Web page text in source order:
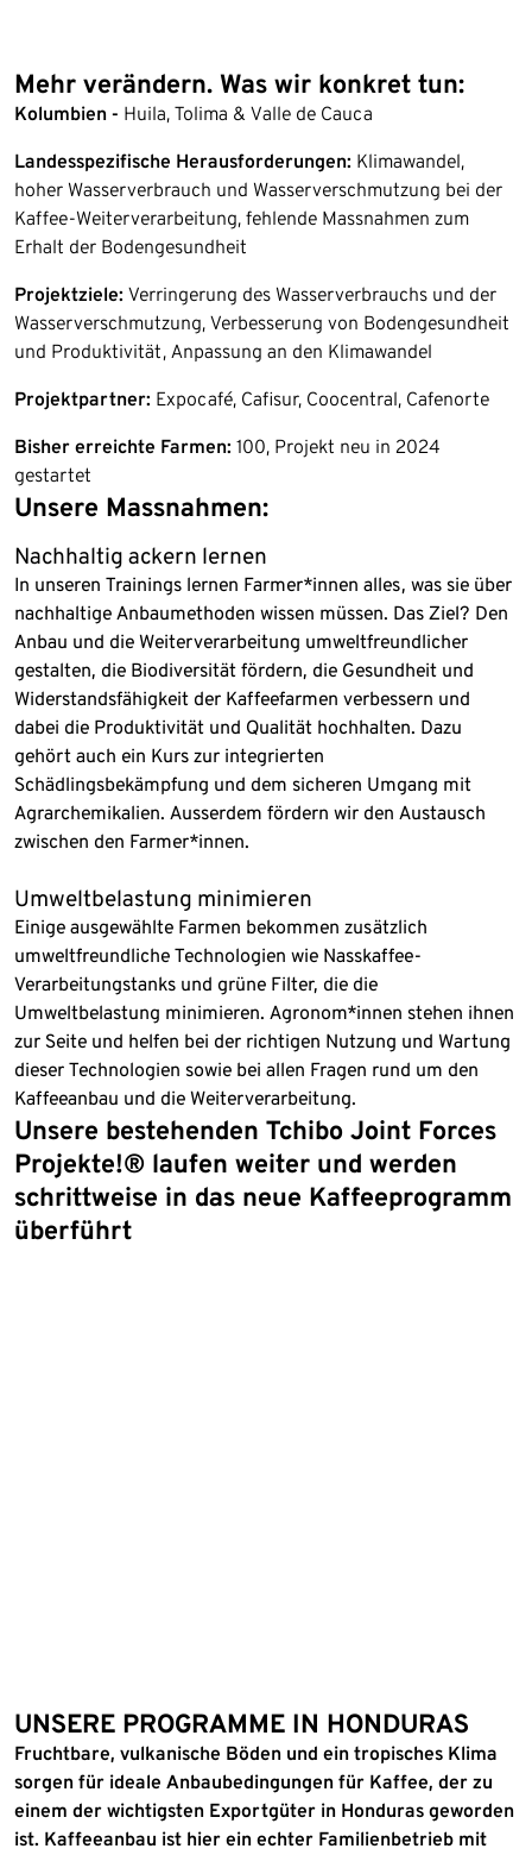
Mehr verändern. Was wir konkret tun:
Kolumbien - Huila, Tolima & Valle de Cauca
Landesspezifische Herausforderungen: Klimawandel,
hoher Wasserverbrauch und Wasserverschmutzung bei der
Kaffee-Weiterverarbeitung, fehlende Massnahmen zum
Erhalt der Bodengesundheit
Projektziele: Verringerung des Wasserverbrauchs und der
Wasserverschmutzung, Verbesserung von Bodengesundheit
und Produktivität, Anpassung an den Klimawandel
Projektpartner: Expocafé, Cafisur, Coocentral, Cafenorte
Bisher erreichte Farmen: 100, Projekt neu in 2024
gestartet
Unsere Massnahmen:
Nachhaltig ackern lernen
In unseren Trainings lernen Farmer*innen alles, was sie über
nachhaltige Anbaumethoden wissen müssen. Das Ziel? Den
Anbau und die Weiterverarbeitung umweltfreundlicher
gestalten, die Biodiversität fördern, die Gesundheit und
Widerstandsfähigkeit der Kaffeefarmen verbessern und
dabei die Produktivität und Qualität hochhalten. Dazu
gehört auch ein Kurs zur integrierten
Schädlingsbekämpfung und dem sicheren Umgang mit
Agrarchemikalien. Ausserdem fördern wir den Austausch
zwischen den Farmer*innen.
Umweltbelastung minimieren
Einige ausgewählte Farmen bekommen zusätzlich
umweltfreundliche Technologien wie Nasskaffee-
Verarbeitungstanks und grüne Filter, die die
Umweltbelastung minimieren. Agronom*innen stehen ihnen
zur Seite und helfen bei der richtigen Nutzung und Wartung
dieser Technologien sowie bei allen Fragen rund um den
Kaffeeanbau und die Weiterverarbeitung.
Unsere bestehenden Tchibo Joint Forces
Projekte!® laufen weiter und werden
schrittweise in das neue Kaffeeprogramm
überführt
UNSERE PROGRAMME IN HONDURAS
Fruchtbare, vulkanische Böden und ein tropisches Klima
sorgen für ideale Anbaubedingungen für Kaffee, der zu
einem der wichtigsten Exportgüter in Honduras geworden
ist. Kaffeeanbau ist hier ein echter Familienbetrieb mit